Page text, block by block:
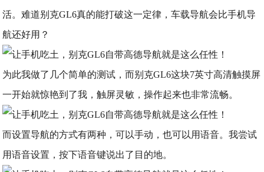
活。难道别克GL6真的能打破这一定律，车载导航会比手机导
航还好用？
为此我做了几个简单的测试，而别克GL6这块7英寸高清触摸屏
一开始就惊艳到了我，触屏灵敏，操作起来也非常流畅。
而设置导航的方式有两种，可以手动，也可以用语音。我尝试
用语音设置，按下语音键说出了目的地。